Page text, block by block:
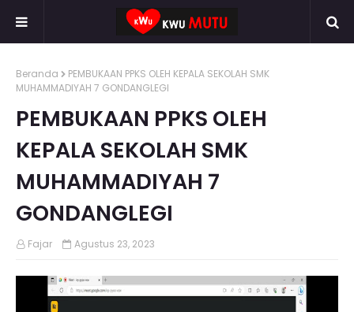
Beranda
PEMBUKAAN PPKS OLEH KEPALA SEKOLAH SMK
MUHAMMADIYAH 7 GONDANGLEGI
PEMBUKAAN PPKS OLEH
KEPALA SEKOLAH SMK
MUHAMMADIYAH 7
GONDANGLEGI
Fajar Agustus 23, 2023